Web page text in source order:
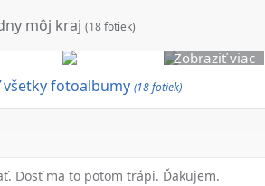
môj kraj(18 fotiek)
Zobraziť viac
fotoalbumy (18 fotiek)
Dosť ma to potom trápi. Ďakujem.